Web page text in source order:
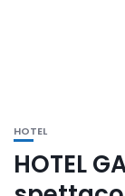
HOTEL
HOTEL